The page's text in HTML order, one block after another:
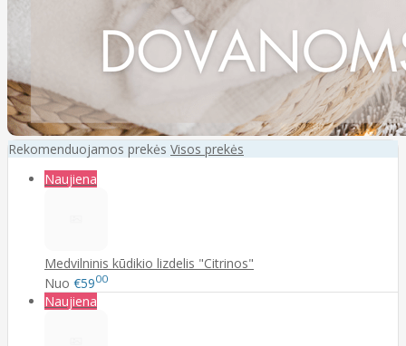
Rekomenduojamos prekės Visos prekės
Naujiena
Medvilninis kūdikio lizdelis "Citrinos"
Nuo €5900
Naujiena